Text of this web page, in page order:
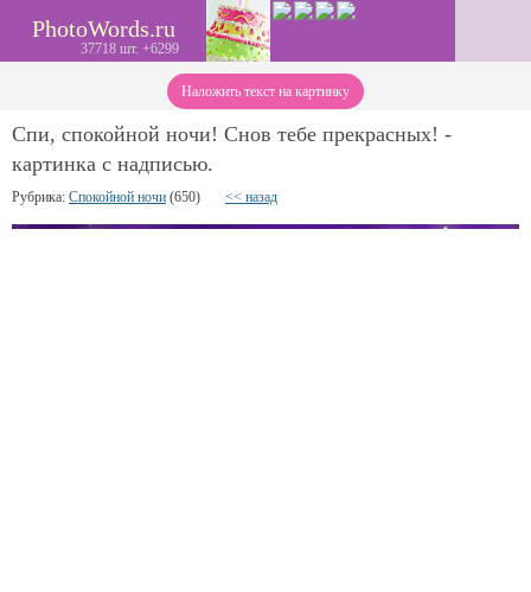
PhotoWords.ru
37718 шт. +6299
Наложить текст на картинку
Спи, спокойной ночи! Снов тебе прекрасных! -
картинка с надписью.
Рубрика: Спокойной ночи (650) << назад